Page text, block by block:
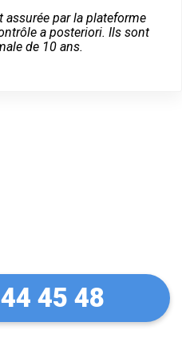
par la plateforme
a posteriori. Ils sont
de 10 ans.
45 48